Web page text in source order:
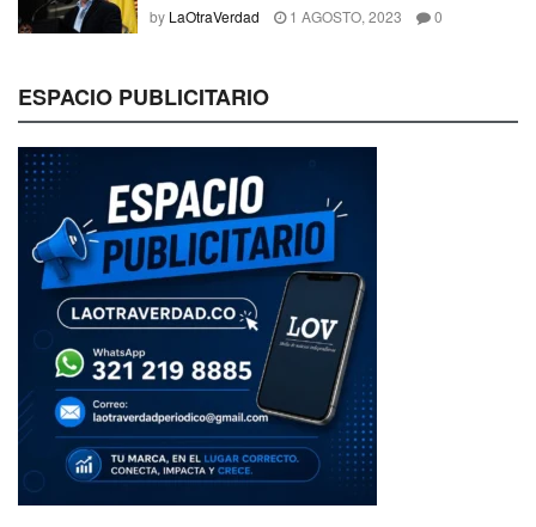
by LaOtraVerdad 1 AGOSTO, 2023 0
ESPACIO PUBLICITARIO